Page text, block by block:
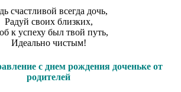
счастливой всегда дочь,
Радуй своих близких,
к успеху был твой путь,
Идеально чистым!
с днем рождения доченьке от
родителей